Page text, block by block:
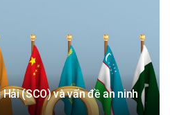
(SCO) và vấn đề an ninh